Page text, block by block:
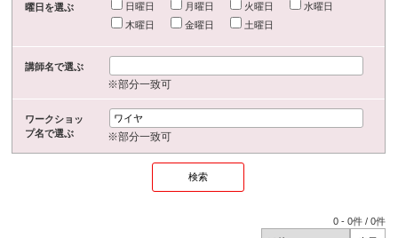
曜日を選ぶ 日曜日 月曜日 火曜日
水曜日
木曜日
金曜日 土曜日
講師名で選ぶ
※部分一致可
ワークショッ
プ名で選ぶ
※部分一致可
0 -0件 /0件